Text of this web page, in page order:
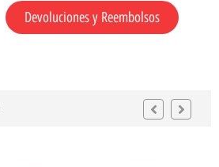
Devoluciones y Reembolsos